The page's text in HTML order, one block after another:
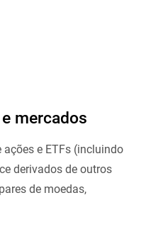
mercados
e ETFs (incluindo
derivados de outros
de moedas,